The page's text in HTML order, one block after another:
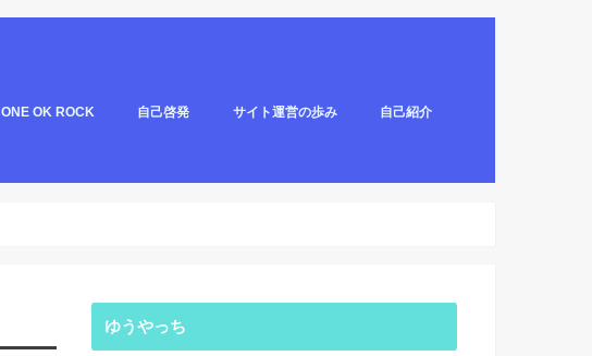
ONE OK ROCK 自己啓発 サイト運営の歩み 自己紹介
ゆうやっち